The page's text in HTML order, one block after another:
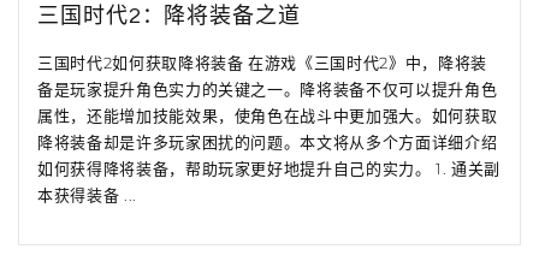
三国时代2：降将装备之道
三国时代2如何获取降将装备 在游戏《三国时代2》中，降将装
备是玩家提升角色实力的关键之一。降将装备不仅可以提升角色
属性，还能增加技能效果，使角色在战斗中更加强大。如何获取
降将装备却是许多玩家困扰的问题。本文将从多个方面详细介绍
如何获得降将装备，帮助玩家更好地提升自己的实力。 1. 通关副
本获得装备 ...